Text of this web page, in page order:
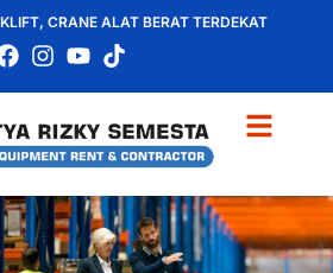
CRANE ALAT BERAT TERDEKAT